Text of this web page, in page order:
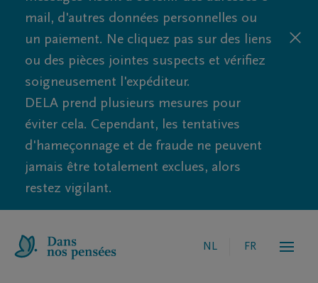
mail, d'autres données personnelles ou
un paiement. Ne cliquez pas sur des liens
ou des pièces jointes suspects et vérifiez
soigneusement l'expéditeur.
DELA prend plusieurs mesures pour
éviter cela. Cependant, les tentatives
d'hameçonnage et de fraude ne peuvent
jamais être totalement exclues, alors
restez vigilant.
NL FR